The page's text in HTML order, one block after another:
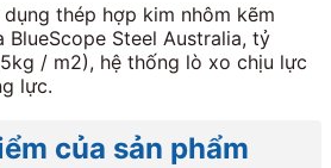
thép hợp kim nhôm kẽm
BlueScope Steel Australia, tỷ
/ m2), hệ thống lò xo chịu lực
lực.
của sản phẩm